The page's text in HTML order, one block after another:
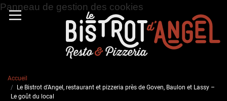
Accueil
Le Bistrot d’Angel, restaurant et pizzeria près de Goven, Baulon et Lassy –
Le goût du local
Panneau de gestion des cookies